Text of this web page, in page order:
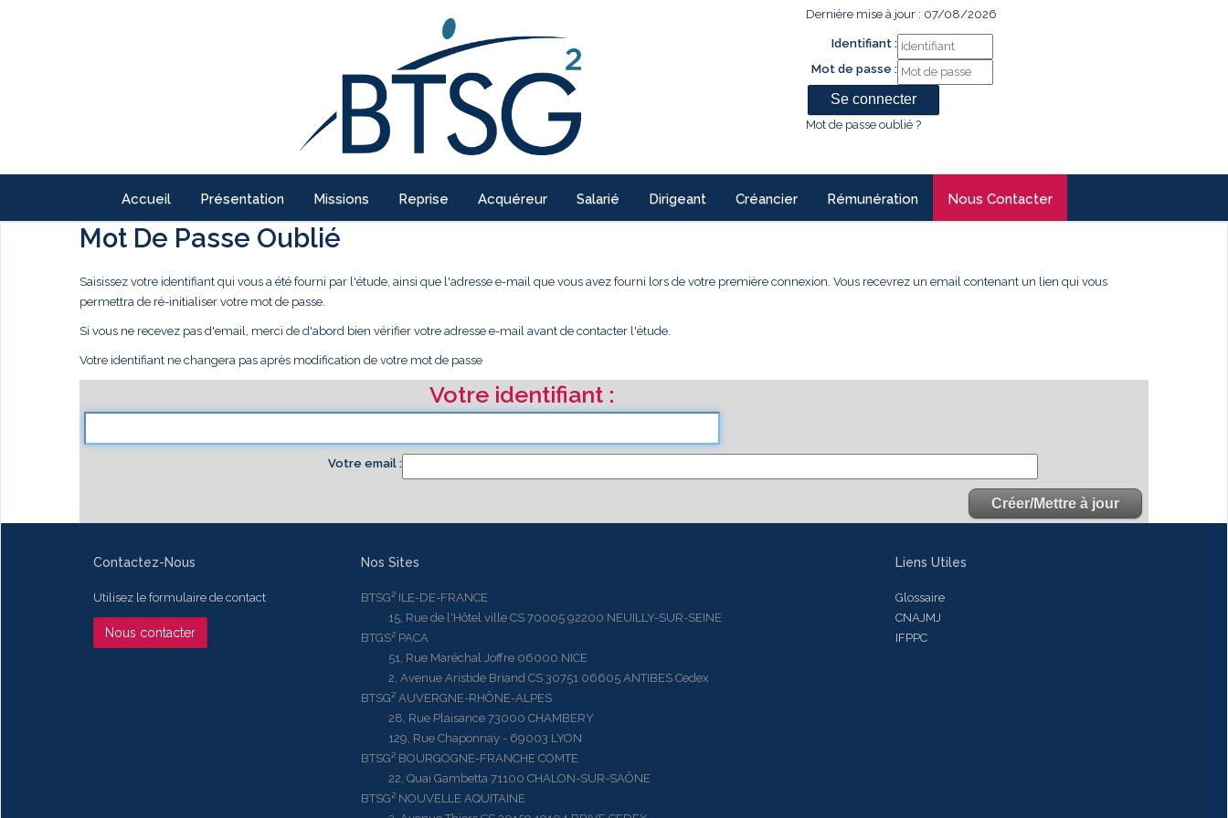
Dernière mise à jour : 07/08/2026
Identifiant :
Mot de passe :
Mot de passe oublié ?
Accueil Présentation Missions Reprise Acquéreur Salarié Dirigeant Créancier Rémunération Nous Contacter
Mot De Passe Oublié
Saisissez votre identifiant qui vous a été fourni par l'étude, ainsi que l'adresse e-mail que vous avez fourni lors de votre première connexion. Vous recevrez un email contenant un lien qui vous
permettra de ré-initialiser votre mot de passe.
Si vous ne recevez pas d'email, merci de d'abord bien vérifier votre adresse e-mail avant de contacter l'étude.
Votre identifiant ne changera pas après modification de votre mot de passe
Votre identifiant
Votre email
Contactez-Nous
Utilisez le formulaire de contact
Nous contacter
Nos Sites
BTSG² ILE-DE-FRANCE
15, Rue de l'Hôtel ville CS 70005 92200 NEUILLY-SUR-SEINE
BTGS² PACA
51, Rue Maréchal Joffre 06000 NICE
2, Avenue Aristide Briand CS 30751 06605 ANTIBES Cedex
BTSG² AUVERGNE-RHÔNE-ALPES
28, Rue Plaisance 73000 CHAMBERY
129, Rue Chaponnay - 69003 LYON
BTSG² BOURGOGNE-FRANCHE COMTE
22, Quai Gambetta 71100 CHALON-SUR-SAÔNE
BTSG² NOUVELLE AQUITAINE
Liens Utiles
Glossaire
CNAJMJ
IFPPC